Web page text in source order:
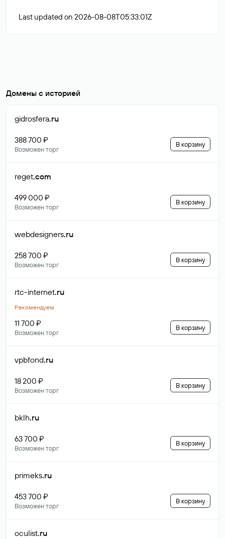
Last updated on 2026-08-08T05:33:01Z
Домены с историей
gidrosfera.ru
388 700 ₽
Возможен торг
В корзину
reget.com
499 000 ₽
Возможен торг
В корзину
webdesigners.ru
258 700 ₽
Возможен торг
В корзину
rtc-internet.ru
Рекомендуем
11 700 ₽
Возможен торг
В корзину
vpbfond.ru
18 200 ₽
Возможен торг
В корзину
bklh.ru
63 700 ₽
Возможен торг
В корзину
primeks.ru
453 700 ₽
Возможен торг
В корзину
oculist.ru